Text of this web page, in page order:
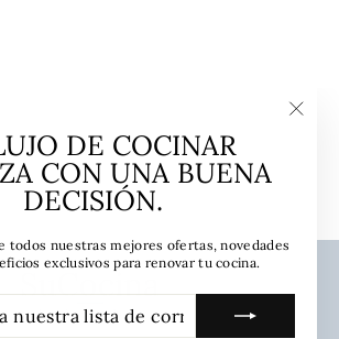
DE COCINAR
CON UNA BUENA
DECISIÓN.
todos nuestras mejores ofertas, novedades
exclusivos para renovar tu cocina.